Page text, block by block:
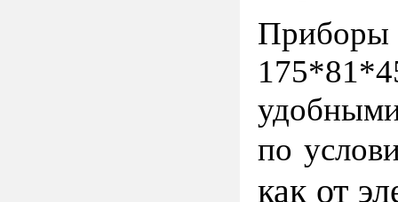
Приборы
по
как от